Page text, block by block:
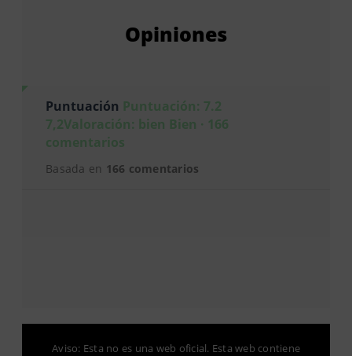
Opiniones
Puntuación Puntuación: 7.2
7,2Valoración: bien Bien · 166
comentarios
Basada en 166 comentarios
Aviso: Esta no es una web oficial. Esta web contiene